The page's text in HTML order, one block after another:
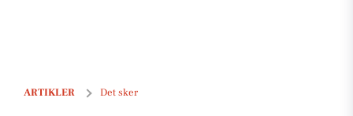
ARTIKLER Det sker
Uforglemmelige oplevelser i Frederikshavn: Helikoptertur,